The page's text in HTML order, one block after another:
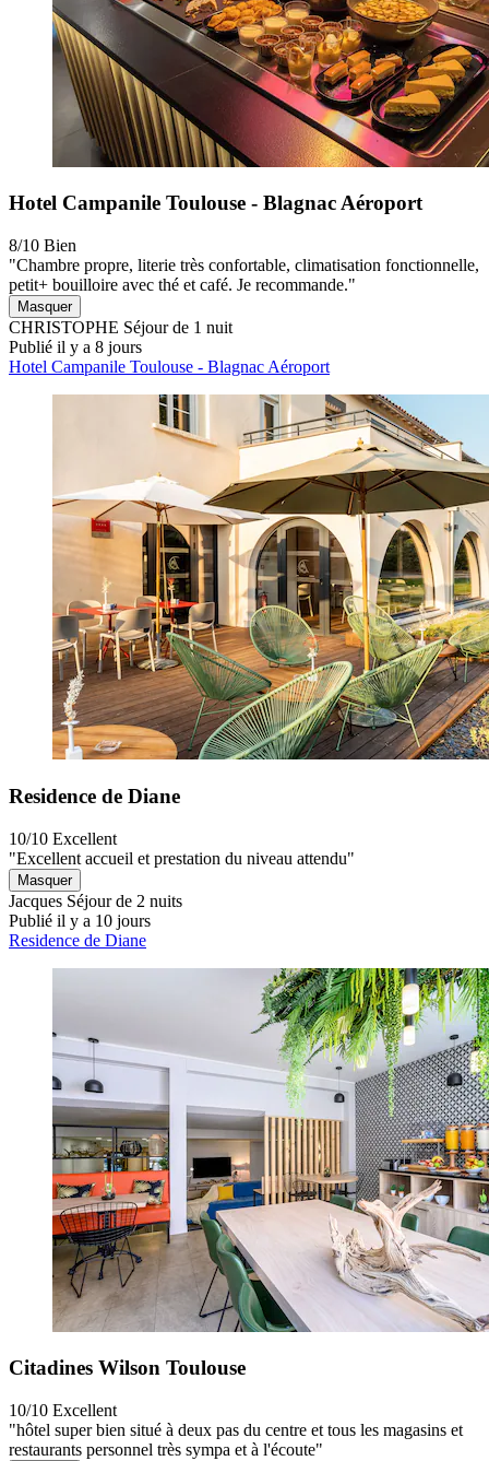
Hotel Campanile Toulouse - Blagnac Aéroport
8/10 Bien
"Chambre propre, literie très confortable, climatisation fonctionnelle,
petit+ bouilloire avec thé et café. Je recommande."
Masquer
CHRISTOPHE Séjour de 1 nuit
Publié il y a 8 jours
Hotel Campanile Toulouse - Blagnac Aéroport
Residence de Diane
10/10 Excellent
"Excellent accueil et prestation du niveau attendu"
Masquer
Jacques Séjour de 2 nuits
Publié il y a 10 jours
Residence de Diane
Citadines Wilson Toulouse
10/10 Excellent
"hôtel super bien situé à deux pas du centre et tous les magasins et
restaurants personnel très sympa et à l'écoute"